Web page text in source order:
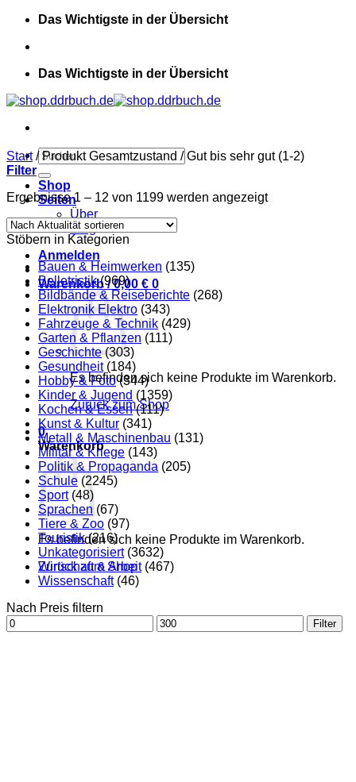
Zum
springen
Das Wichtigste in der Übersicht
Das Wichtigste in der Übersicht
Suchen
nach:
Shop
Seiten
Über
Blog
Anmelden
Warenkorb /0,00 € 0
Es befinden sich keine Produkte im Warenkorb.
Zurück zum Shop
0
Warenkorb
Es befinden sich keine Produkte im Warenkorb.
Zurück zum Shop
Start /Produkt Gesamtzustand /Gut bis sehr gut (1-2)
Filter
Ergebnisse 1 – 12 von 1199 werden angezeigtNach
Stöbern in Kategorien
Bauen & Heimwerken (135)
Belletristik (969)
Bildbände & Reiseberichte (268)
Elektronik Elektro (343)
Fahrzeuge & Technik (429)
Garten & Pflanzen (111)
Geschichte (303)
Gesundheit (184)
Hobby & Foto (344)
Kinder & Jugend (1359)
Kochen & Essen (111)
Kunst & Kultur (341)
Metall & Maschinenbau (131)
Militär & Kriege (143)
Politik & Propaganda (205)
Schule (2245)
Sport (48)
Sprachen (67)
Tiere & Zoo (97)
Touristik (216)
Unkategorisiert (3632)
Wirtschaft & Arbeit (467)
Wissenschaft (46)
Nach Preis filtern
Min.
Preis
Max.
Preis
Filter